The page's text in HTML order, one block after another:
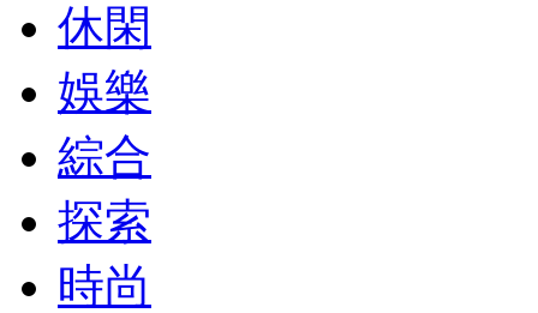
休閑
娛樂
綜合
探索
時尚